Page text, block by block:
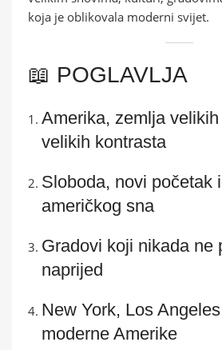
koja je oblikovala moderni svijet.
📖 POGLAVLJA
Amerika, zemlja
velikih kontrasta
Sloboda, novi početak
američkog sna
Gradovi koji nikada ne
naprijed
New York, Los
moderne Amerike